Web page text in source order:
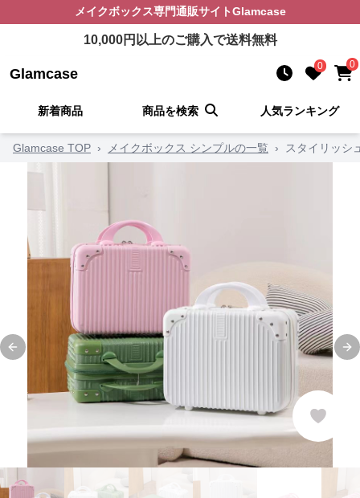
メイクボックス専門通販サイトGlamcase
10,000円以上のご購入で送料無料
Glamcase 0 0
新着商品 商品を検索 人気ランキング
Glamcase TOP › メイクボックス シンプルの一覧 › スタイリッシ
Previous slide